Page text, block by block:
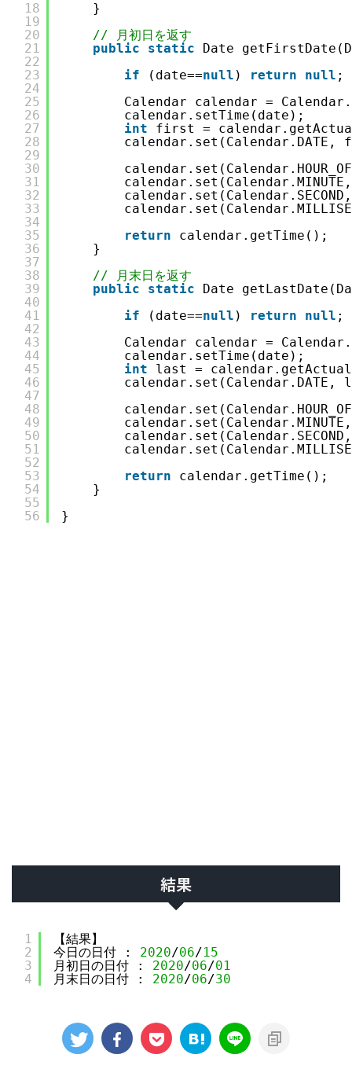
18
19
20
21
22
23
24
25
26
27
28
29
30
31
32
33
34
35
36
37
38
39
40
41
42
43
44
45
46
47
48
49
50
51
52
53
54
55
56
}
// 月初日を返す
public
static
Date
if
(date==null ) return null ;
Calendar calendar =
calendar.setTime(date);
int
first =
return
calendar.getTime();
}
// 月末日を返す
public
static
Date
if
(date==null ) return null ;
Calendar calendar =
calendar.setTime(date);
int
last =
return
calendar.getTime();
}
}
結果
1
2
3
4
【結果】
今日の日付 : 2020/06/15
月初日の日付 : 2020/06/01
月末日の日付 : 2020/06/30